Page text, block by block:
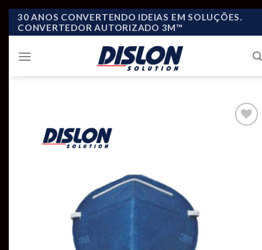
Skip
30 ANOS CONVERTENDO IDEIAS EM SOLUÇÕES.
CONVERTEDOR AUTORIZADO 3M™